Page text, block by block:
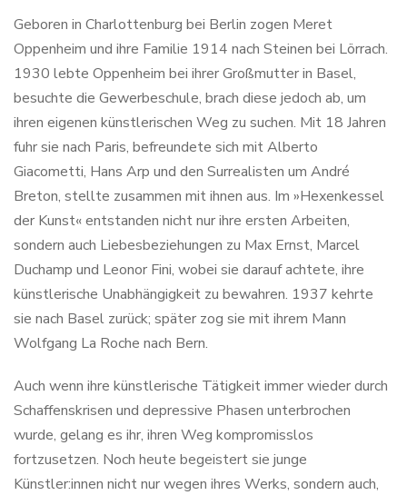
Geboren in Charlottenburg bei Berlin zogen Meret
Oppenheim und ihre Familie 1914 nach Steinen bei Lörrach.
1930 lebte Oppenheim bei ihrer Großmutter in Basel,
besuchte die Gewerbeschule, brach diese jedoch ab, um
ihren eigenen künstlerischen Weg zu suchen. Mit 18 Jahren
fuhr sie nach Paris, befreundete sich mit Alberto
Giacometti, Hans Arp und den Surrealisten um André
Breton, stellte zusammen mit ihnen aus. Im »Hexenkessel
der Kunst« entstanden nicht nur ihre ersten Arbeiten,
sondern auch Liebesbeziehungen zu Max Ernst, Marcel
Duchamp und Leonor Fini, wobei sie darauf achtete, ihre
künstlerische Unabhängigkeit zu bewahren. 1937 kehrte
sie nach Basel zurück; später zog sie mit ihrem Mann
Wolfgang La Roche nach Bern.
Auch wenn ihre künstlerische Tätigkeit immer wieder durch
Schaffenskrisen und depressive Phasen unterbrochen
wurde, gelang es ihr, ihren Weg kompromisslos
fortzusetzen. Noch heute begeistert sie junge
Künstler:innen nicht nur wegen ihres Werks, sondern auch,